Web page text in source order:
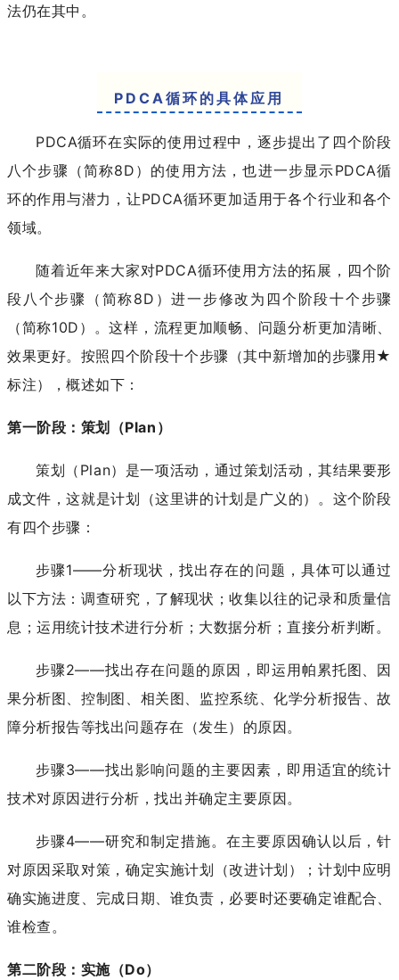
法仍在其中。
PDCA循环的具体应用
PDCA循环在实际的使用过程中，逐步提出了四个阶段
八个步骤（简称8D）的使用方法，也进一步显示PDCA循
环的作用与潜力，让PDCA循环更加适用于各个行业和各个
领域。
随着近年来大家对PDCA循环使用方法的拓展，四个阶
段八个步骤（简称8D）进一步修改为四个阶段十个步骤
（简称10D）。这样，流程更加顺畅、问题分析更加清晰、
效果更好。按照四个阶段十个步骤（其中新增加的步骤用★
标注），概述如下：
第一阶段：策划（Plan）
策划（Plan）是一项活动，通过策划活动，其结果要形
成文件，这就是计划（这里讲的计划是广义的）。这个阶段
有四个步骤：
步骤1——分析现状，找出存在的问题，具体可以通过
以下方法：调查研究，了解现状；收集以往的记录和质量信
息；运用统计技术进行分析；大数据分析；直接分析判断。
步骤2——找出存在问题的原因，即运用帕累托图、因
果分析图、控制图、相关图、监控系统、化学分析报告、故
障分析报告等找出问题存在（发生）的原因。
步骤3——找出影响问题的主要因素，即用适宜的统计
技术对原因进行分析，找出并确定主要原因。
步骤4——研究和制定措施。在主要原因确认以后，针
对原因采取对策，确定实施计划（改进计划）；计划中应明
确实施进度、完成日期、谁负责，必要时还要确定谁配合、
谁检查。
第二阶段：实施（Do）